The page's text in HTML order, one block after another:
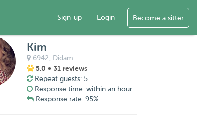
Sign-up Login Become a sitter
Kim
6942, Didam
5.0 • 31 reviews
Repeat guests: 5
Response time: within an hour
Response rate: 95%